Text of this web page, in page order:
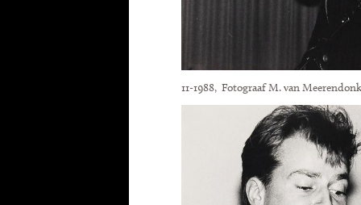
11-1988, Fotograaf M. van Meerendonk